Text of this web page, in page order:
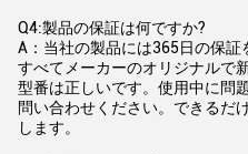
Q4:製品の保証は何ですか?
A：当社の製品には365日の保
すべてメーカーのオリジナルで
型番は正しいです。使用中に問
問い合わせください。できるだ
します。